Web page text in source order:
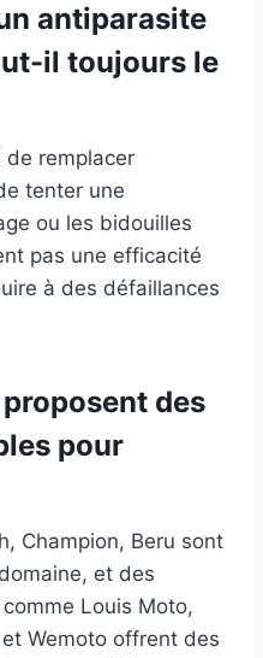
antiparasite
il toujours le
remplacer
tenter une
ou les bidouilles
pas une efficacité
à des défaillances
des
pour
Champion, Beru sont
et des
Louis Moto,
Wemoto offrent des